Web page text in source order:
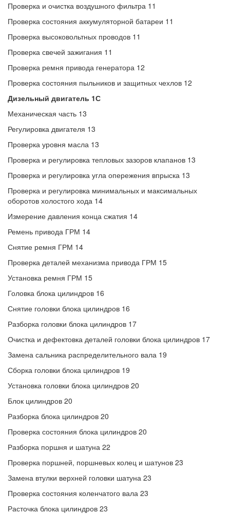
Проверка и очистка воздушного фильтра 11
Проверка состояния аккумуляторной батареи 11
Проверка высоковольтных проводов 11
Проверка свечей зажигания 11
Проверка ремня привода генератора 12
Проверка состояния пыльников и защитных чехлов 12
Дизельный двигатель 1С
Механическая часть 13
Регулировка двигателя 13
Проверка уровня масла 13
Проверка и регулировка тепловых зазоров клапанов 13
Проверка и регулировка угла опережения впрыска 13
Проверка и регулировка минимальных и максимальных
оборотов холостого хода 14
Измерение давления конца сжатия 14
Ремень привода ГРМ 14
Снятие ремня ГРМ 14
Проверка деталей механизма привода ГРМ 15
Установка ремня ГРМ 15
Головка блока цилиндров 16
Снятие головки блока цилиндров 16
Разборка головки блока цилиндров 17
Очистка и дефектовка деталей головки блока цилиндров 17
Замена сальника распределительного вала 19
Сборка головки блока цилиндров 19
Установка головки блока цилиндров 20
Блок цилиндров 20
Разборка блока цилиндров 20
Проверка состояния блока цилиндров 20
Разборка поршня и шатуна 22
Проверка поршней, поршневых колец и шатунов 23
Замена втулки верхней головки шатуна 23
Проверка состояния коленчатого вала 23
Расточка блока цилиндров 23